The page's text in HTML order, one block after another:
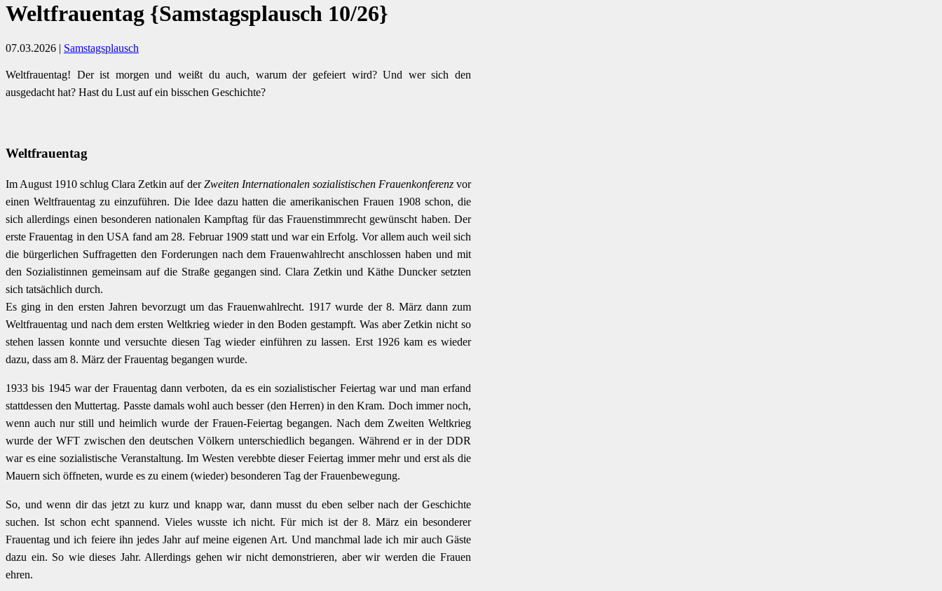
Weltfrauentag {Samstagsplausch 10/26}
07.03.2026 | Samstagsplausch
Weltfrauentag! Der ist morgen und weißt du auch, warum der gefeiert wird? Und wer sich den
ausgedacht hat? Hast du Lust auf ein bisschen Geschichte?
Weltfrauentag
Im August 1910 schlug Clara Zetkin auf derZweiten Internationalen sozialistischen Frauenkonferenzvor
einen Weltfrauentag zu einzuführen. Die Idee dazu hatten die amerikanischen Frauen 1908 schon, die
sich allerdings einen besonderen nationalen Kampftag für das Frauenstimmrecht gewünscht haben. Der
erste Frauentag in den USA fand am 28. Februar 1909 statt und war ein Erfolg. Vor allem auch weil sich
die bürgerlichen Suffragetten den Forderungen nach dem Frauenwahlrecht anschlossen haben und mit
den Sozialistinnen gemeinsam auf die Straße gegangen sind. Clara Zetkin und Käthe Duncker setzten
sich tatsächlich durch.
Es ging in den ersten Jahren bevorzugt um das Frauenwahlrecht. 1917 wurde der 8. März dann zum
Weltfrauentag und nach dem ersten Weltkrieg wieder in den Boden gestampft. Was aber Zetkin nicht so
stehen lassen konnte und versuchte diesen Tag wieder einführen zu lassen. Erst 1926 kam es wieder
dazu, dass am 8. März der Frauentag begangen wurde.
1933 bis 1945 war der Frauentag dann verboten, da es ein sozialistischer Feiertag war und man erfand
stattdessen den Muttertag. Passte damals wohl auch besser (den Herren) in den Kram. Doch immer noch,
wenn auch nur still und heimlich wurde der Frauen-Feiertag begangen. Nach dem Zweiten Weltkrieg
wurde der WFT zwischen den deutschen Völkern unterschiedlich begangen. Während er in der DDR
war es eine sozialistische Veranstaltung. Im Westen verebbte dieser Feiertag immer mehr und erst als die
Mauern sich öffneten, wurde es zu einem (wieder) besonderen Tag der Frauenbewegung.
So, und wenn dir das jetzt zu kurz und knapp war, dann musst du eben selber nach der Geschichte
suchen. Ist schon echt spannend. Vieles wusste ich nicht. Für mich ist der 8. März ein besonderer
Frauentag und ich feiere ihn jedes Jahr auf meine eigenen Art. Und manchmal lade ich mir auch Gäste
dazu ein. So wie dieses Jahr. Allerdings gehen wir nicht demonstrieren, aber wir werden die Frauen
ehren.